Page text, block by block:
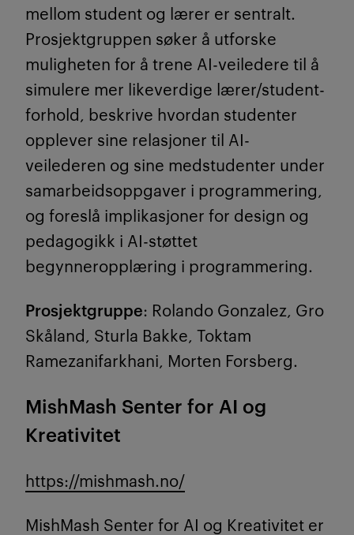
mellom student og lærer er sentralt.
Prosjektgruppen søker å utforske
muligheten for å trene AI-veiledere til å
simulere mer likeverdige lærer/student-
forhold, beskrive hvordan studenter
opplever sine relasjoner til AI-
veilederen og sine medstudenter under
samarbeidsoppgaver i programmering,
og foreslå implikasjoner for design og
pedagogikk i AI-støttet
begynneropplæring i programmering.
Prosjektgruppe: Rolando Gonzalez, Gro
Skåland, Sturla Bakke, Toktam
Ramezanifarkhani, Morten Forsberg.
MishMash Senter for AI og
Kreativitet
https://mishmash.no/
MishMash Senter for AI og Kreativitet er